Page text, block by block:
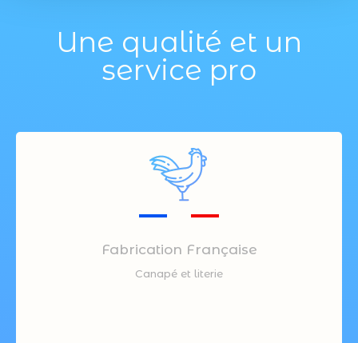
Une qualité et un
service pro
Fabrication Française
Canapé et literie